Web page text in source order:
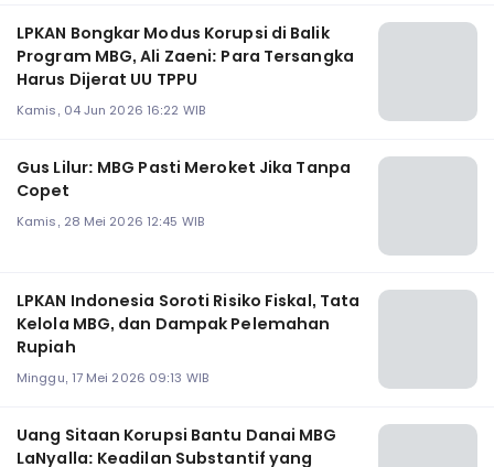
LPKAN Bongkar Modus Korupsi di Balik
Program MBG, Ali Zaeni: Para Tersangka
Harus Dijerat UU TPPU
Kamis, 04 Jun 2026 16:22 WIB
Gus Lilur: MBG Pasti Meroket Jika Tanpa
Copet
Kamis, 28 Mei 2026 12:45 WIB
LPKAN Indonesia Soroti Risiko Fiskal, Tata
Kelola MBG, dan Dampak Pelemahan
Rupiah
Minggu, 17 Mei 2026 09:13 WIB
Uang Sitaan Korupsi Bantu Danai MBG
LaNyalla: Keadilan Substantif yang